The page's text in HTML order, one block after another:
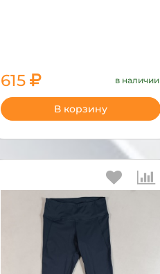
615 в наличии
2050
В корзину